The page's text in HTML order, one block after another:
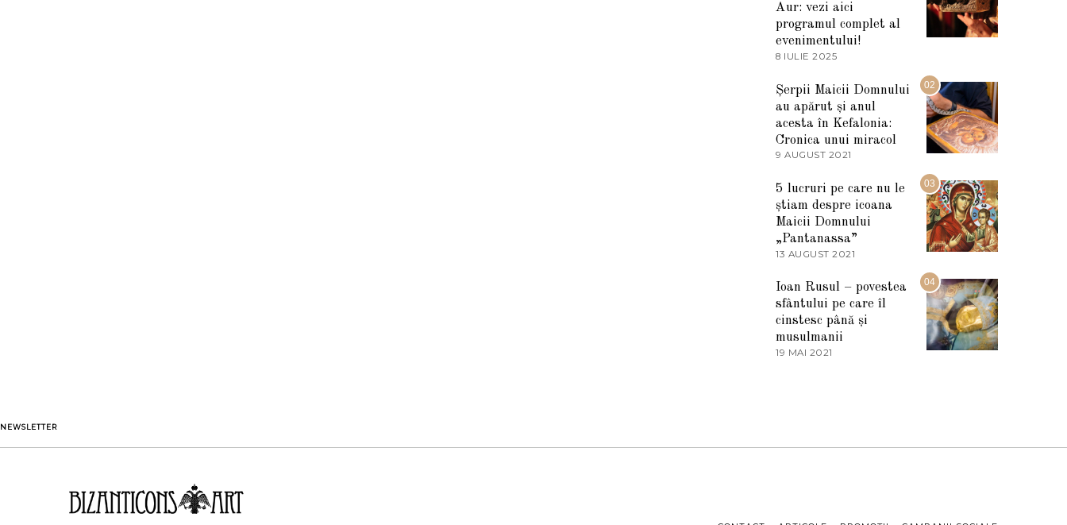
Aur: vezi aici
programul complet al
evenimentului!
8 IULIE 2025
U
L
I
2
0
5
02
Șerpii Maicii Domnului
au apărut și anul
acesta în Kefalonia:
Cronica unui miracol
9 AUGUST 2021
A
R
T
I
2
2
2
03
5 lucruri pe care nu le
știam despre icoana
Maicii Domnului
„Pantanassa”
13 AUGUST 2021
U
G
U
S
04
Ioan Rusul – povestea
sfântului pe care îl
cinstesc până și
musulmanii
19 MAI 2021
NEWSLETTER